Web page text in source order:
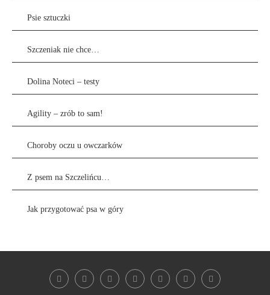
Psie sztuczki
Szczeniak nie chce…
Dolina Noteci – testy
Agility – zrób to sam!
Choroby oczu u owczarków
Z psem na Szczelińcu…
Jak przygotować psa w góry